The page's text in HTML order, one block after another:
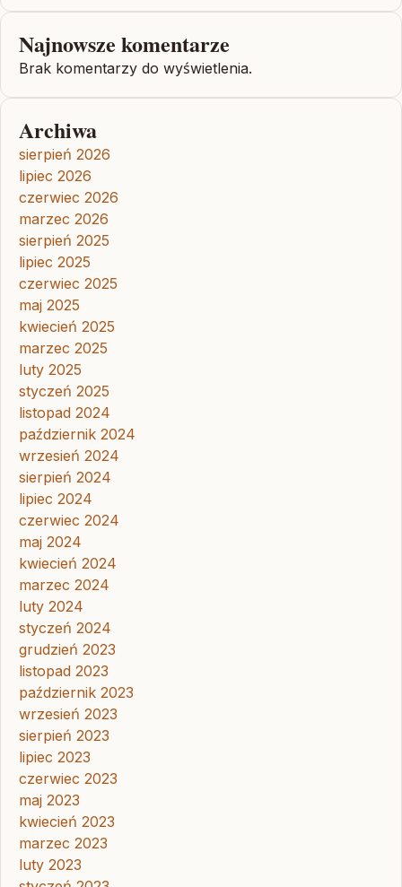
Najnowsze komentarze
Brak komentarzy do wyświetlenia.
Archiwa
sierpień 2026
lipiec 2026
czerwiec 2026
marzec 2026
sierpień 2025
lipiec 2025
czerwiec 2025
maj 2025
kwiecień 2025
marzec 2025
luty 2025
styczeń 2025
listopad 2024
październik 2024
wrzesień 2024
sierpień 2024
lipiec 2024
czerwiec 2024
maj 2024
kwiecień 2024
marzec 2024
luty 2024
styczeń 2024
grudzień 2023
listopad 2023
październik 2023
wrzesień 2023
sierpień 2023
lipiec 2023
czerwiec 2023
maj 2023
kwiecień 2023
marzec 2023
luty 2023